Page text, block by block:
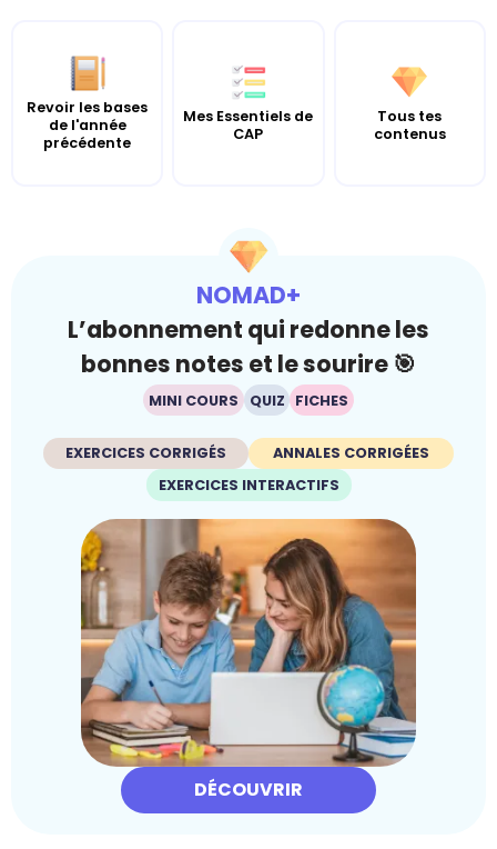
Revoir les bases
de l'année
précédente
Mes Essentiels de
CAP
Tous tes
contenus
NOMAD+
L’abonnement qui redonne les
bonnes notes et le sourire 🎯
MINI COURS QUIZ FICHES
EXERCICES CORRIGÉS
ANNALES CORRIGÉES
EXERCICES INTERACTIFS
DÉCOUVRIR